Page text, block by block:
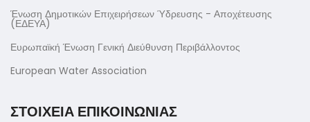
Ένωση Δημοτικών Επιχειρήσεων Ύδρευσης - Αποχέτευσης
(ΕΔΕΥΑ)
Ευρωπαϊκή Ένωση Γενική Διεύθυνση Περιβάλλοντος
European Water Association
ΣΤΟΙΧΕΙΑ ΕΠΙΚΟΙΝΩΝΙΑΣ